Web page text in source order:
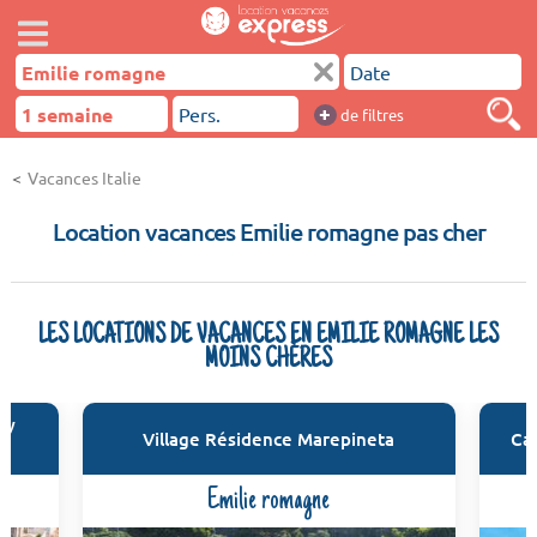
+ de filtres
Vacances Italie
Location vacances Emilie romagne pas cher
LES LOCATIONS DE VACANCES EN EMILIE ROMAGNE LES
MOINS CHÈRES
Village Résidence Marepineta
Emilie romagne